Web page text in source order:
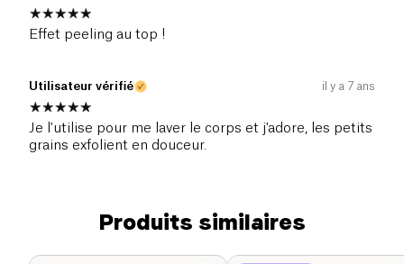
Effet peeling au top !
Utilisateur vérifié il y a 7 ans
Je l'utilise pour me laver le corps et j'adore, les petits
grains exfolient en douceur.
Produits similaires